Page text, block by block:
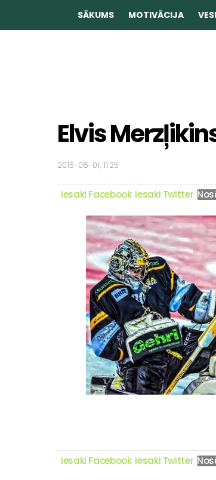
SĀKUMS MOTIVĀCIJA
Elvis
2015-06-01, 11:25
Iesaki Facebook Iesaki Twitter
Iesaki Facebook Iesaki Twitter